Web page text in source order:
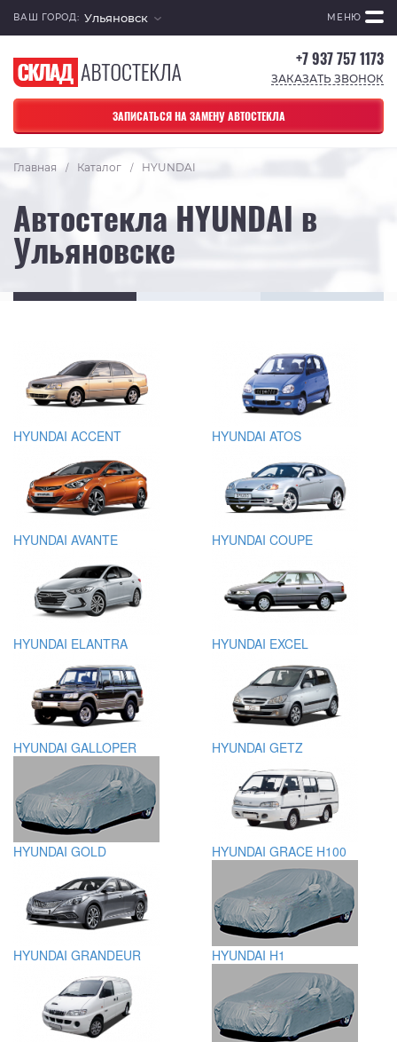
ВАШ ГОРОД: Ульяновск МЕНЮ
+7 937 757 1173
ЗАКАЗАТЬ ЗВОНОК
ЗАПИСАТЬСЯ НА ЗАМЕНУ АВТОСТЕКЛА
Главная / Каталог / HYUNDAI
Автостекла HYUNDAI в
Ульяновске
HYUNDAI ACCENT HYUNDAI ATOS
HYUNDAI AVANTE HYUNDAI COUPE
HYUNDAI ELANTRA HYUNDAI EXCEL
HYUNDAI GALLOPER HYUNDAI GETZ
HYUNDAI GOLD HYUNDAI GRACE H100
HYUNDAI GRANDEUR HYUNDAI H1